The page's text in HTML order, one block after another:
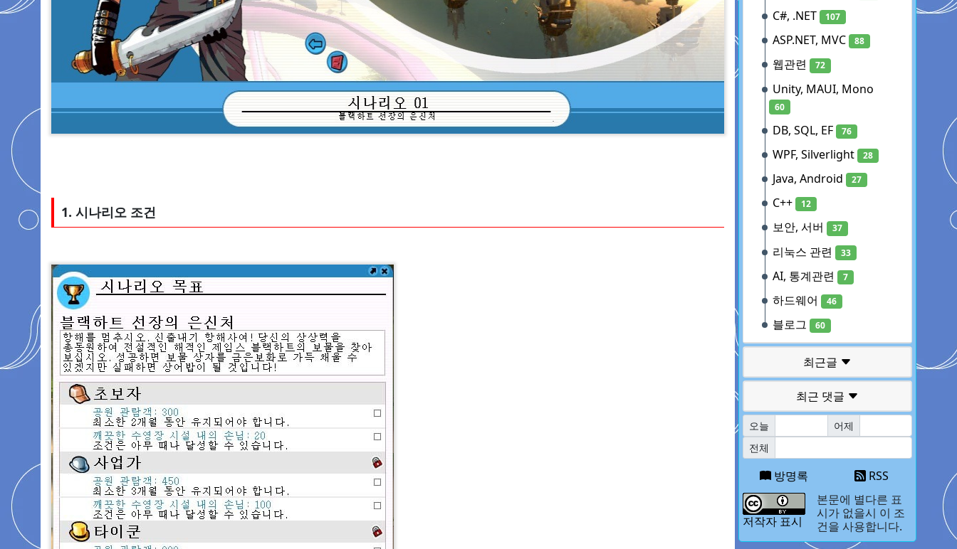
C#, .NET 107
ASP.NET, MVC 88
웹관련 72
Unity, MAUI, Mono
60
DB, SQL, EF 76
WPF, Silverlight 28
Java, Android 27
C++ 12
보안, 서버 37
리눅스 관련 33
AI, 통계관련 7
하드웨어 46
블로그 60
최근글
최근 댓글
오늘
어제
전체
방명록 RSS
저작자 표시
본문에 별다른 표
시가 없을시 이 조
건을 사용합니다.
1. 시나리오 조건